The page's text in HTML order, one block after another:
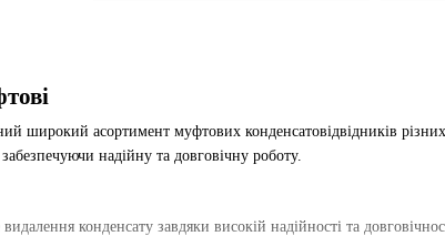
широкий асортимент муфтових конденсатовідвідників
надійну та довговічну роботу.
конденсату завдяки високій надійності та